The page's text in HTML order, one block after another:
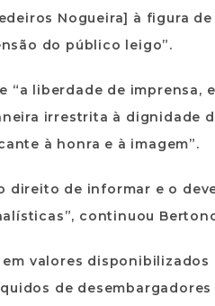
Nogueira] à figura
do público leigo”.
“a liberdade de imprensa,
irrestrita à dignidade
à honra e à imagem”.
direito de informar e o
continuou
valores disponibilizados
de desembargadores